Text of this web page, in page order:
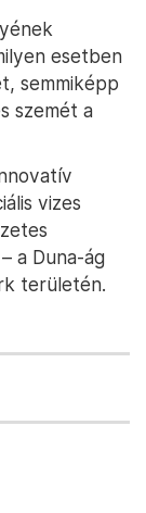
esetben
semmiképp
szemét a
vizes
a Duna-ág
területén.